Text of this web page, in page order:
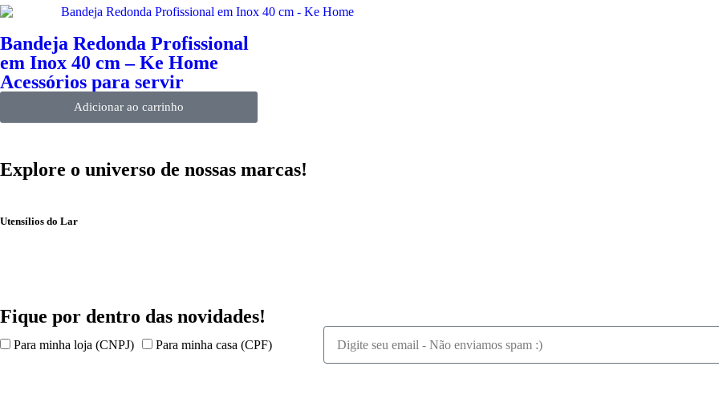
Bandeja Redonda Profissional
em Inox 40 cm – Ke Home
Acessórios para servir
Adicionar ao carrinho
Explore o universo de nossas marcas!
Utensílios do Lar
Fique por dentro das novidades!
Para minha loja (CNPJ) Para minha casa (CPF)